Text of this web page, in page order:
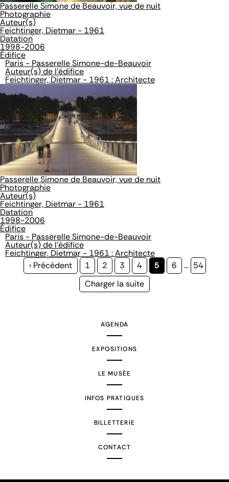
Passerelle Simone de Beauvoir, vue de nuit
Photographie
Auteur(s)
Feichtinger, Dietmar - 1961
Datation
1998-2006
Édifice
Paris - Passerelle Simone-de-Beauvoir
Auteur(s) de l'édifice
Feichtinger, Dietmar - 1961 : Architecte
Passerelle Simone de Beauvoir, vue de nuit
Photographie
Auteur(s)
Feichtinger, Dietmar - 1961
Datation
1998-2006
Édifice
Paris - Passerelle Simone-de-Beauvoir
Auteur(s) de l'édifice
Feichtinger, Dietmar - 1961 : Architecte
Page
‹ Précédent Page
1 Page
2 Page
3 Page
4
Page
5 Page
6 … Page
54
Page
Charger la suite
AGENDA
EXPOSITIONS
LE MUSÉE
INFOS PRATIQUES
BILLETTERIE
CONTACT